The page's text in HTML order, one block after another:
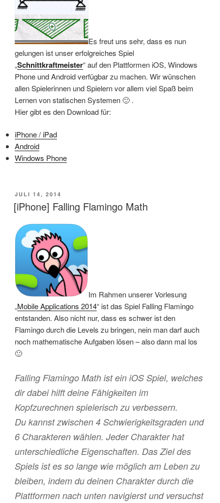
Es freut uns sehr, dass es nun
gelungen ist unser erfolgreiches Spiel
„Schnittkraftmeister“ auf den Plattformen iOS, Windows
Phone und Android verfügbar zu machen. Wir wünschen
allen Spielerinnen und Spielern vor allem viel Spaß beim
Lernen von statischen Systemen 🙂 .
Hier gibt es den Download für:
iPhone / iPad
Android
Windows Phone
VERÖFFENTLICHT
AM
JULI 14, 2014
[iPhone] Falling Flamingo Math
Im Rahmen unserer Vorlesung
„Mobile Applications 2014“ ist das Spiel Falling Flamingo
entstanden. Also nicht nur, dass es schwer ist den
Flamingo durch die Levels zu bringen, nein man darf auch
noch mathematische Aufgaben lösen – also dann mal los
🙂
Falling Flamingo Math ist ein iOS Spiel, welches
dir dabei hilft deine Fähigkeiten im
Kopfzurechnen spielerisch zu verbessern.
Du kannst zwischen 4 Schwierigkeitsgraden und
6 Charakteren wählen. Jeder Charakter hat
unterschiedliche Eigenschaften. Das Ziel des
Spiels ist es so lange wie möglich am Leben zu
bleiben, indem du deinen Charakter durch die
Plattformen nach unten navigierst und versuchst